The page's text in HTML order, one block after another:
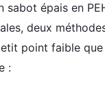
sabot épais en
deux
point faible
: